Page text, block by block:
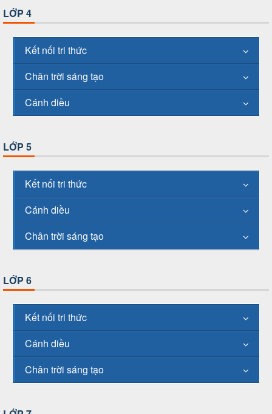
LỚP 4
Kết nối tri thức
Chân trời sáng tạo
Cánh diều
LỚP 5
Kết nối tri thức
Cánh diều
Chân trời sáng tạo
LỚP 6
Kết nối tri thức
Cánh diều
Chân trời sáng tạo